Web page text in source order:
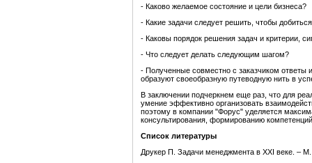
- Каково желаемое состояние и цели бизнеса?
- Какие задачи следует решить, чтобы
- Каковы порядок решения задач и критерии,
- Что следует делать следующим шагом?
- Полученные совместно с заказчиком ответы
образуют своеобразную путеводную нить в
В заключении подчеркнем еще раз, что для
умение эффективно организовать
поэтому в компании "Форус" уделяется
консультирования, формированию
Список литературы
Друкер П. Задачи менеджмента в ХХI веке. –